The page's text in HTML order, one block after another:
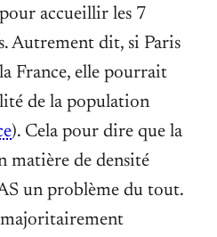
accueillir les 7
Autrement dit, si Paris
France, elle pourrait
de la population
). Cela pour dire que la
matière de densité
un problème du tout.